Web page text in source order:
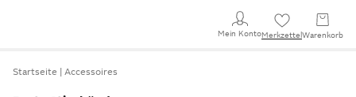
Mein KontoMerkzettel Warenkorb
Startseite Accessoires